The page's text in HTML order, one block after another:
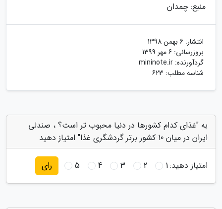
منبع: چمدان
انتشار: 6 بهمن 1398
بروزرسانی: 6 مهر 1399
گردآورنده: mininote.ir
شناسه مطلب: 623
به "غذای کدام کشورها در دنیا محبوب تر است؟ ، صندلی
ایران در میان 10 کشور برتر گردشگری غذا" امتیاز دهید
امتیاز دهید:1
2
3
4
5 رای